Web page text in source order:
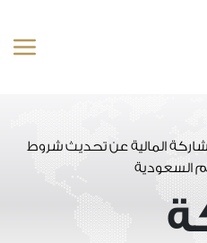
المالية عن تحديث شروط
السعودية